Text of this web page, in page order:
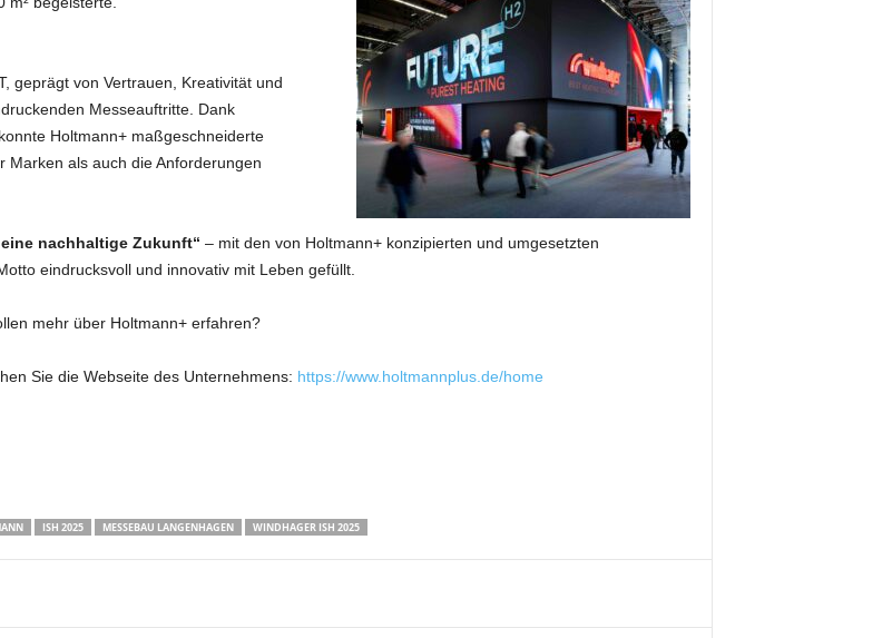
geprägt von Vertrauen, Kreativität und
Messeauftritte. Dank
Holtmann+ maßgeschneiderte
Marken als auch die Anforderungen
nachhaltige Zukunft“ – mit den von Holtmann+ konzipierten und umgesetzten
eindrucksvoll und innovativ mit Leben gefüllt.
mehr über Holtmann+ erfahren?
Sie die Webseite des Unternehmens: https://www.holtmannplus.de/home
ISH 2025 MESSEBAU LANGENHAGEN WINDHAGER ISH 2025